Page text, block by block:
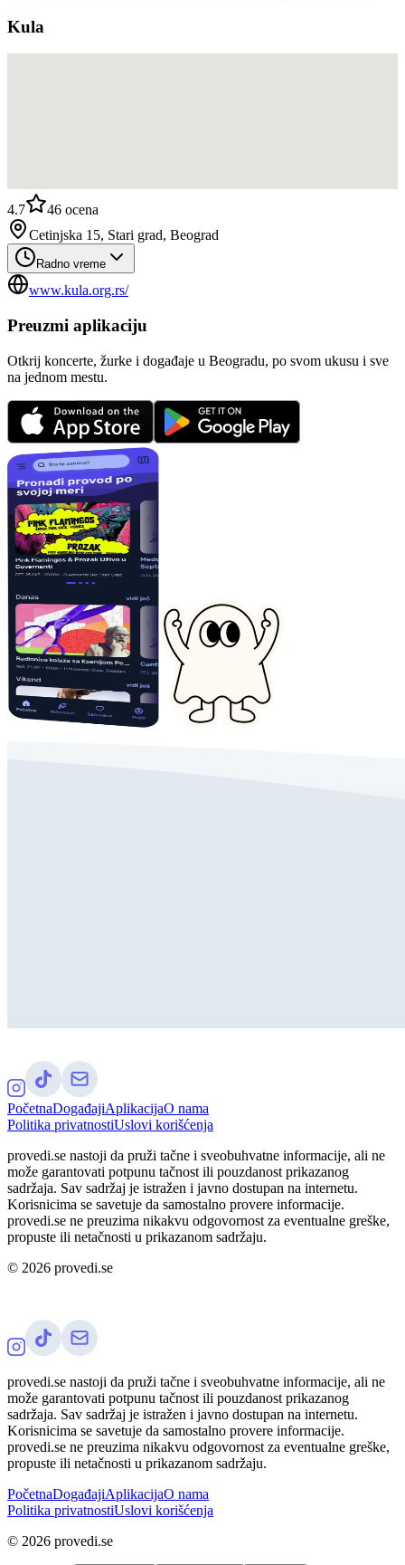
Kula
4.7 46 ocena
Cetinjska 15, Stari grad, Beograd
Radno vreme
www.kula.org.rs/
Preuzmi aplikaciju
Otkrij koncerte, žurke i događaje u Beogradu, po svom ukusu i sve
na jednom mestu.
PočetnaDogađajiAplikacijaO nama
Politika privatnostiUslovi korišćenja
provedi.se nastoji da pruži tačne i sveobuhvatne informacije, ali ne
može garantovati potpunu tačnost ili pouzdanost prikazanog
sadržaja. Sav sadržaj je istražen i javno dostupan na internetu.
Korisnicima se savetuje da samostalno provere informacije.
provedi.se ne preuzima nikakvu odgovornost za eventualne greške,
propuste ili netačnosti u prikazanom sadržaju.
© 2026 provedi.se
provedi.se nastoji da pruži tačne i sveobuhvatne informacije, ali ne
može garantovati potpunu tačnost ili pouzdanost prikazanog
sadržaja. Sav sadržaj je istražen i javno dostupan na internetu.
Korisnicima se savetuje da samostalno provere informacije.
provedi.se ne preuzima nikakvu odgovornost za eventualne greške,
propuste ili netačnosti u prikazanom sadržaju.
PočetnaDogađajiAplikacijaO nama
Politika privatnostiUslovi korišćenja
© 2026 provedi.se